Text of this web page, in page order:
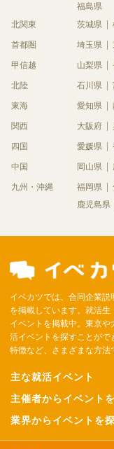
福島県
北関東
茨城県
首都圏 埼玉県
甲信越 山梨県
北陸 石川県
東海 愛知県
関西 大阪府
四国 愛媛県
中国 岡山県
九州・沖縄 福岡県
鹿児島県
イベカツでは、合同企業説
を掲載しています。就活
イベントを掲載中。東京
活イベントを探すことがで
特徴など、さまざまな方法
主な就活イベント
主催者からイベント
業界からイベントを